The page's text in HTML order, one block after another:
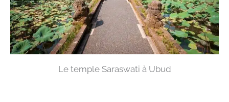
Le temple Saraswati à Ubud